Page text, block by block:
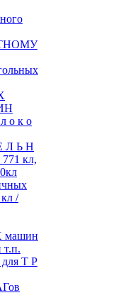
о к о
Л Ь Н
кл,
/
т.п.
Т Р